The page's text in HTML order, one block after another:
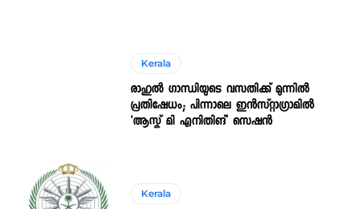
Kerala
രാഹുൽ ഗാന്ധിയുടെ വസതിക്ക് മുന്നിൽ
പ്രതിഷേധം; പിന്നാലെ ഇൻസ്റ്റാഗ്രാമിൽ
‘ആസ്ക് മി എനിതിങ്’ സെഷൻ
Kerala